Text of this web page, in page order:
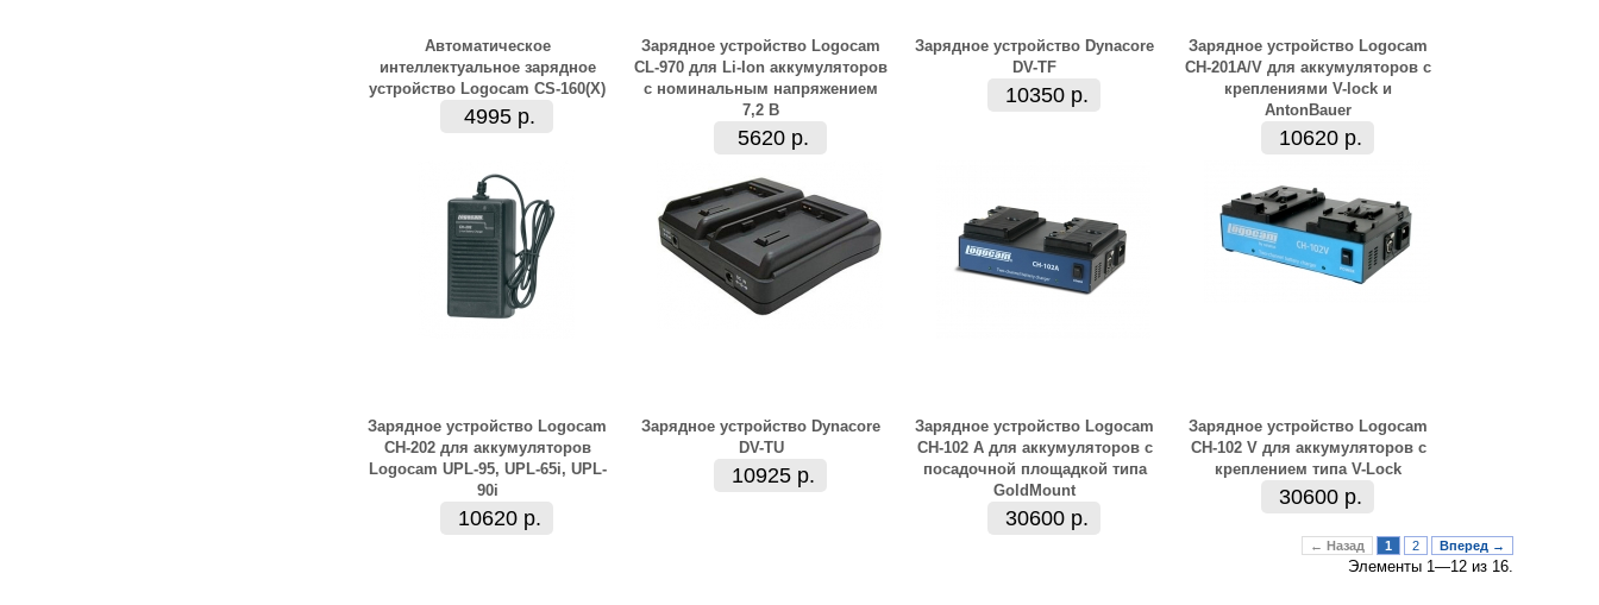
Автоматическое
интеллектуальное зарядное
устройство Logocam CS-160(X)
4995 р.
Зарядное устройство Logocam
CL-970 для Li-Ion аккумуляторов
с номинальным напряжением
7,2 В
5620 р.
Зарядное устройство Dynacore
DV-TF
10350 р.
Зарядное устройство Logocam
CH-201A/V для аккумуляторов с
креплениями V-lock и
AntonBauer
10620 р.
Зарядное устройство Logocam
CH-202 для аккумуляторов
Logocam UPL-95, UPL-65i, UPL-
90i
10620 р.
Зарядное устройство Dynacore
DV-TU
10925 р.
Зарядное устройство Logocam
CH-102 A для аккумуляторов с
посадочной площадкой типа
GoldMount
30600 р.
Зарядное устройство Logocam
CH-102 V для аккумуляторов с
креплением типа V-Lock
30600 р.
← Назад 1 2 Вперед →
Элементы 1—12 из 16.